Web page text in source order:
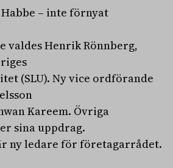
– inte förnyat
valdes Henrik Rönnberg,
(SLU). Ny vice ordförande
Kareem. Övriga
sina uppdrag.
ny ledare för företagarrådet.